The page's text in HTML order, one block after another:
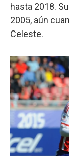
hasta 2018.
2005, aún
Celeste.